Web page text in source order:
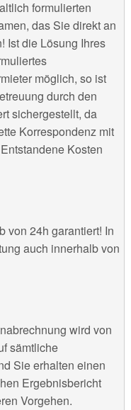
formulierten
das Sie direkt an
Ist die Lösung Ihres
möglich, so ist
durch den
sichergestellt, da
Korrespondenz mit
Kosten
von 24h garantiert! In
auch innerhalb von
wird von
sämtliche
Sie erhalten einen
Ergebnisbericht
Vorgehen.